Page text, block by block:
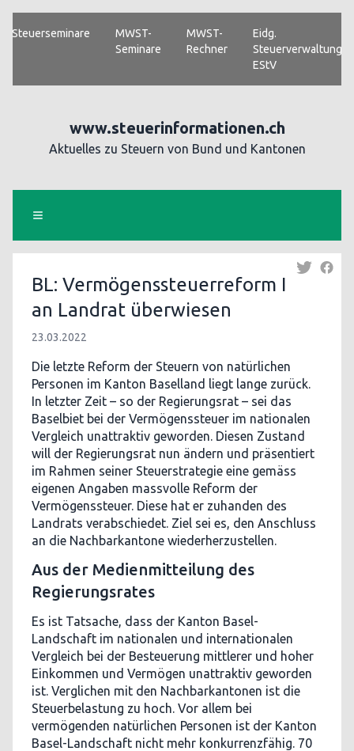
Steuerseminare
MWST-
Seminare
MWST-
Rechner
Eidg.
Steuerverwaltung
EStV
www.steuerinformationen.ch
Aktuelles zu Steuern von Bund und Kantonen
BL: Vermögenssteuerreform I
an Landrat überwiesen
23.03.2022
Die letzte Reform der Steuern von natürlichen
Personen im Kanton Baselland liegt lange zurück.
In letzter Zeit – so der Regierungsrat – sei das
Baselbiet bei der Vermögenssteuer im nationalen
Vergleich unattraktiv geworden. Diesen Zustand
will der Regierungsrat nun ändern und präsentiert
im Rahmen seiner Steuerstrategie eine gemäss
eigenen Angaben massvolle Reform der
Vermögenssteuer. Diese hat er zuhanden des
Landrats verabschiedet. Ziel sei es, den Anschluss
an die Nachbarkantone wiederherzustellen.
Aus der Medienmitteilung des
Regierungsrates
Es ist Tatsache, dass der Kanton Basel-
Landschaft im nationalen und internationalen
Vergleich bei der Besteuerung mittlerer und hoher
Einkommen und Vermögen unattraktiv geworden
ist. Verglichen mit den Nachbarkantonen ist die
Steuerbelastung zu hoch. Vor allem bei
vermögenden natürlichen Personen ist der Kanton
Basel-Landschaft nicht mehr konkurrenzfähig. 70